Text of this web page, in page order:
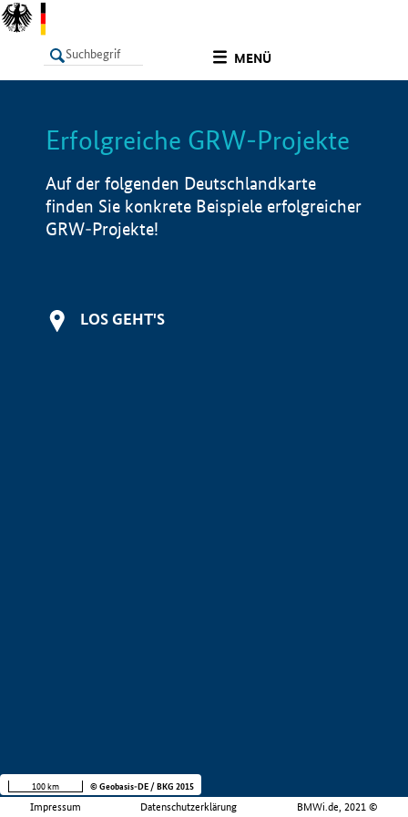
MENÜ
LISTE Info
Erfolgreiche GRW-Projekte
Auf der folgenden Deutschlandkarte
finden Sie konkrete Beispiele erfolgreicher
GRW-Projekte!
LOS GEHT'S
Impressum Datenschutzerklärung BMWi.de, 2021 ©
100 km © Geobasis-DE / BKG 2015